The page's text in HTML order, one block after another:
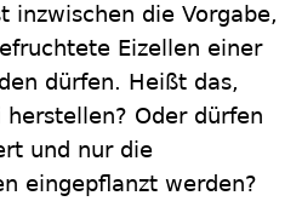
inzwischen die Vorgabe,
Eizellen einer
dürfen. Heißt das,
Oder dürfen
und nur die
eingepflanzt werden?